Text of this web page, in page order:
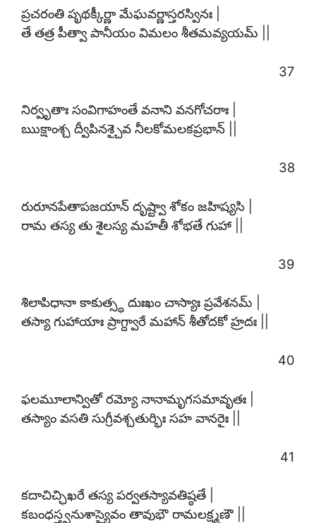
ప్రచరంతి పృథక్కీర్ణా మేఘవర్ణాస్తరస్వినః |
తే తత్ర పీత్వా పానీయం విమలం శీతమవ్యయమ్ ||
37
నిర్వృతాః సంవిగాహంతే వనాని వనగోచరాః |
ఋక్షాంశ్చ ద్వీపినశ్చైవ నీలకోమలకప్రభాన్ ||
38
రురూనపేతాపజయాన్ దృష్ట్వా శోకం జహిష్యసి |
రామ తస్య తు శైలస్య మహతీ శోభతే గుహా ||
39
శిలాపిధానా కాకుత్స్థ దుఃఖం చాస్యాః ప్రవేశనమ్ |
తస్యా గుహాయాః ప్రాగ్ద్వారే మహాన్ శీతోదకో హ్రదః ||
40
ఫలమూలాన్వితో రమ్యో నానామృగసమావృతః |
తస్యాం వసతి సుగ్రీవశ్చతుర్భిః సహ వానరైః ||
41
కదాచిచ్ఛిఖరే తస్య పర్వతస్యావతిష్ఠతే |
కబంధస్త్వనుశాస్యైవం తావుభౌ రామలక్ష్మణౌ ||